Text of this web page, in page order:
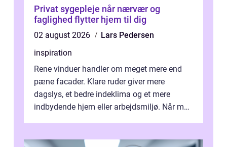
Privat sygepleje når nærvær og
faglighed flytter hjem til dig
02 august 2026
Lars Pedersen
inspiration
Rene vinduer handler om meget mere end
pæne facader. Klare ruder giver mere
dagslys, et bedre indeklima og et mere
indbydende hjem eller arbejdsmiljø. Når man